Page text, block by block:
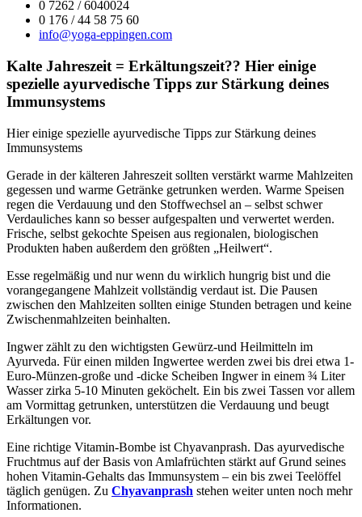
0 7262 / 6040024
0 176 / 44 58 75 60
info@yoga-eppingen.comOpens
your
application
Kalte Jahreszeit = Erkältungszeit?? Hier einige
spezielle ayurvedische Tipps zur Stärkung deines
Immunsystems
Hier einige spezielle ayurvedische Tipps zur Stärkung deines
Immunsystems
Gerade in der kälteren Jahreszeit sollten verstärkt warme Mahlzeiten
gegessen und warme Getränke getrunken werden. Warme Speisen
regen die Verdauung und den Stoffwechsel an – selbst schwer
Verdauliches kann so besser aufgespalten und verwertet werden.
Frische, selbst gekochte Speisen aus regionalen, biologischen
Produkten haben außerdem den größten „Heilwert“.
Esse regelmäßig und nur wenn du wirklich hungrig bist und die
vorangegangene Mahlzeit vollständig verdaut ist. Die Pausen
zwischen den Mahlzeiten sollten einige Stunden betragen und keine
Zwischenmahlzeiten beinhalten.
Ingwer zählt zu den wichtigsten Gewürz-und Heilmitteln im
Ayurveda. Für einen milden Ingwertee werden zwei bis drei etwa 1-
Euro-Münzen-große und -dicke Scheiben Ingwer in einem ¾ Liter
Wasser zirka 5-10 Minuten geköchelt. Ein bis zwei Tassen vor allem
am Vormittag getrunken, unterstützen die Verdauung und beugt
Erkältungen vor.
Eine richtige Vitamin-Bombe ist Chyavanprash. Das ayurvedische
Fruchtmus auf der Basis von Amlafrüchten stärkt auf Grund seines
hohen Vitamin-Gehalts das Immunsystem – ein bis zwei Teelöffel
täglich genügen. Zu Chyavanprash stehen weiter unten noch mehr
Informationen.